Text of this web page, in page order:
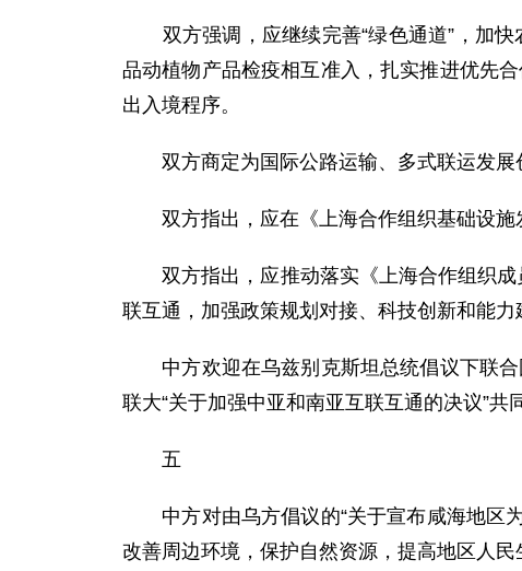
双方强调，应继续完善“绿色通道”，加快
品动植物产品检疫相互准入，扎实推进优先
出入境程序。
双方商定为国际公路运输、多式联运发展
双方指出，应在《上海合作组织基础设施
双方指出，应推动落实《上海合作组织成
联互通，加强政策规划对接、科技创新和能力
中方欢迎在乌兹别克斯坦总统倡议下联合
联大“关于加强中亚和南亚互联互通的决议”共
五
中方对由乌方倡议的“关于宣布咸海地区为
改善周边环境，保护自然资源，提高地区人民